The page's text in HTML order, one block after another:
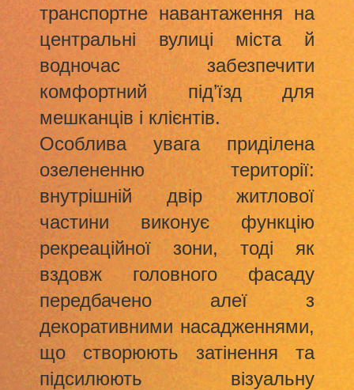
транспортне навантаження на
центральні вулиці міста й
водночас забезпечити
комфортний під’їзд для
мешканців і клієнтів.
Особлива увага приділена
озелененню території:
внутрішній двір житлової
частини виконує функцію
рекреаційної зони, тоді як
вздовж головного фасаду
передбачено алеї з
декоративними насадженнями,
що створюють затінення та
підсилюють візуальну